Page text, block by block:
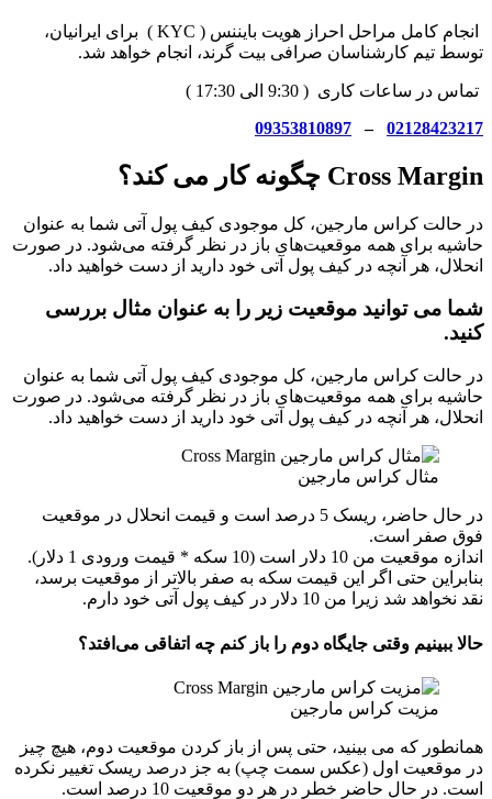
انجام کامل مراحل احراز هویت بایننس ( KYC ) برای ایرانیان،
توسط تیم کارشناسان صرافی بیت گرند، انجام خواهد شد.
تماس در ساعات کاری ( 9:30 الی 17:30 )
02128423217
–
09353810897
Cross Margin چگونه کار می کند؟
در حالت کراس مارجین، کل موجودی کیف پول آتی شما به عنوان
حاشیه برای همه موقعیت‌های باز در نظر گرفته می‌شود. در صورت
انحلال، هر آنچه در کیف پول آتی خود دارید از دست خواهید داد.
شما می توانید موقعیت زیر را به عنوان مثال بررسی
کنید.
در حالت کراس مارجین، کل موجودی کیف پول آتی شما به عنوان
حاشیه برای همه موقعیت‌های باز در نظر گرفته می‌شود. در صورت
انحلال، هر آنچه در کیف پول آتی خود دارید از دست خواهید داد.
مثال کراس مارجین
در حال حاضر، ریسک 5 درصد است و قیمت انحلال در موقعیت
فوق صفر است.
اندازه موقعیت من 10 دلار است (10 سکه * قیمت ورودی 1 دلار).
بنابراین حتی اگر این قیمت سکه به صفر بالاتر از موقعیت برسد،
نقد نخواهد شد زیرا من 10 دلار در کیف پول آتی خود دارم.
حالا ببینیم وقتی جایگاه دوم را باز کنم چه اتفاقی می‌افتد؟
مزیت کراس مارجین
همانطور که می بینید، حتی پس از باز کردن موقعیت دوم، هیچ چیز
در موقعیت اول (عکس سمت چپ) به جز درصد ریسک تغییر نکرده
است. در حال حاضر خطر در هر دو موقعیت 10 درصد است.